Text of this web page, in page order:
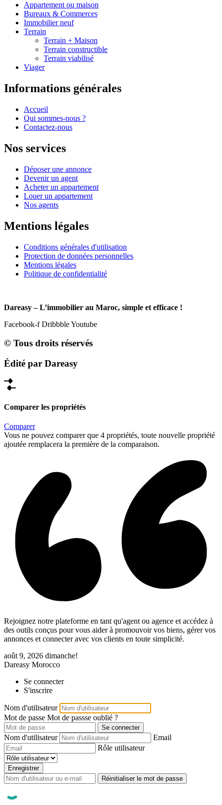
Appartement ou maison
Bureaux & Commerces
Immobilier neuf
Terrain
Terrain + Maison
Terrain constructible
Terrain viabilisé
Viager
Informations générales
Accueil
Qui sommes-nous ?
Contactez-nous
Nos services
Déposer une annonce
Devenir un agent
Acheter un appartement
Louer un appartement
Nos agents
Mentions légales
Conditions générales d'utilisation
Protection de données personnelles
Mentions légales
Politique de confidentialité
Dareasy – L’immobilier au Maroc, simple et efficace !
Facebook-f DribbbleYoutube
© Tous droits réservés
Édité par Dareasy
Comparer les propriétés
Comparer
Vous ne pouvez comparer que 4 propriétés, toute nouvelle propriété
ajoutée remplacera la première de la comparaison.
Rejoignez notre plateforme en tant qu'agent ou agence et accédez à
des outils conçus pour vous aider à promouvoir vos biens, gérer vos
annonces et connecter avec vos clients en toute simplicité.
août 9, 2026 dimanche!
Dareasy Morocco
Se connecter
S'inscrire
Nom d'utilisateur
Mot de passe Mot de passse oublié ?
Se connecter
Nom d'utilisateur
Email
Rôle utilisateur
Enregistrer
Réinitialiser le mot de passe